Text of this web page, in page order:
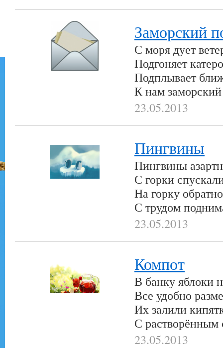
Заморский
С моря дует
Подгоняет
Подплывает
К нам
23.05.2013
Пингвины
Пингвины
С горки
На горку обратно
С трудом
23.05.2013
Компот
В банку яблоки
Все удобно
Их залили
С растворённым
23.05.2013